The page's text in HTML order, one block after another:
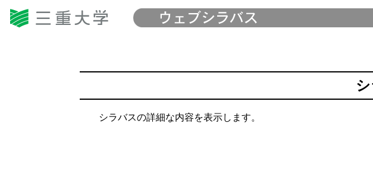
シラバスの詳細な内容を表示します。